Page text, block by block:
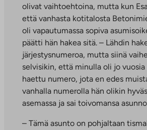
olivat vaihtoehtoina, mutta kun
että vanhasta kotitalosta
oli vapautumassa sopiva
päätti hän hakea sitä. – Lähdin
järjestysnumeroa, mutta siinä
selvisikin, että minulla oli jo
haettu numero, jota en edes
vanhalla numerolla hän olikin
asemassa ja sai toivomansa
– Tämä asunto on pohjaltaan